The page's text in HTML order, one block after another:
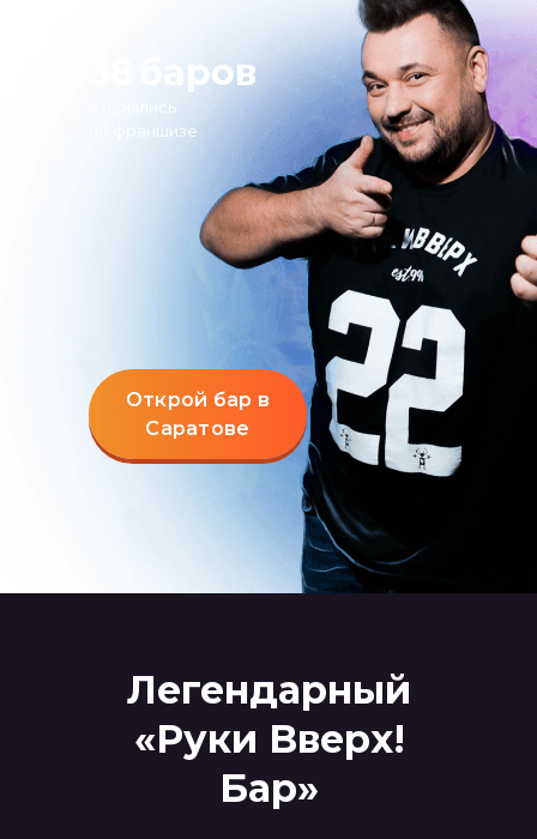
открылись
по франшизе
Открой бар в
Саратове
баров
Легендарный
«Руки Вверх!
Бар»